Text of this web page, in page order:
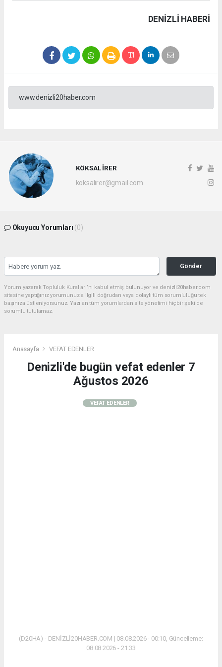
DENIZLI HABERİ
www.denizli20haber.com
KÖKSAL İRER
koksalirer@gmail.com
Okuyucu Yorumları (0)
Gönder
Yorum yazarak Topluluk Kuralları’nı kabul etmiş bulunuyor ve denizli20haber.com
sitesine yaptığınız yorumunuzla ilgili doğrudan veya dolaylı tüm sorumluluğu tek
başınıza üstleniyorsunuz. Yazılan tüm yorumlardan site yönetimi hiçbir şekilde
sorumlu tutulamaz.
Anasayfa VEFAT EDENLER
Denizli'de bugün vefat edenler 7
Ağustos 2026
VEFAT EDENLER
(D20HA) - DENİZLİ20HABER.COM | 08.08.2026 - 00:10, Güncelleme:
08.08.2026 - 21:33